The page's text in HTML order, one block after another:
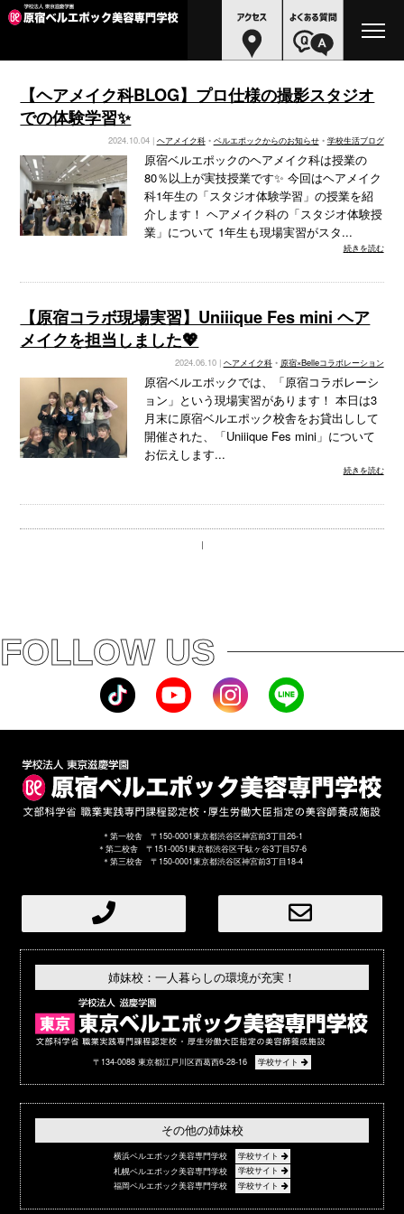
【ヘアメイク科BLOG】プロ仕様の撮影スタジオ
での体験学習✨
2024.10.04 | ヘアメイク科• ベルエポックからのお知らせ• 学校生活ブログ
原宿ベルエポックのヘアメイク科は授業の
80％以上が実技授業です✨ 今回はヘアメイク
科1年生の「スタジオ体験学習」の授業を紹
介します！ ヘアメイク科の「スタジオ体験授
業」について 1年生も現場実習がスタ...
続きを読む
【原宿コラボ現場実習】Uniiique Fes mini ヘア
メイクを担当しました💖
2024.06.10 | ヘアメイク科• 原宿×Belleコラボレーション
原宿ベルエポックでは、「原宿コラボレーシ
ョン」という現場実習があります！ 本日は3
月末に原宿ベルエポック校舎をお貸出しして
開催された、「Uniiique Fes mini」について
お伝えします...
続きを読む
｜
FOLLOW US
＊第一校舎 〒150-0001東京都渋谷区神宮前3丁目26-1
＊第二校舎 〒151-0051東京都渋谷区千駄ヶ谷3丁目57-6
＊第三校舎 〒150-0001東京都渋谷区神宮前3丁目18-4
姉妹校：一人暮らしの環境が充実！
〒134-0088 東京都江戸川区西葛西6-28-16 学校サイト
その他の姉妹校
横浜ベルエポック美容専門学校
学校サイト
札幌ベルエポック美容専門学校
学校サイト
福岡ベルエポック美容専門学校
学校サイト